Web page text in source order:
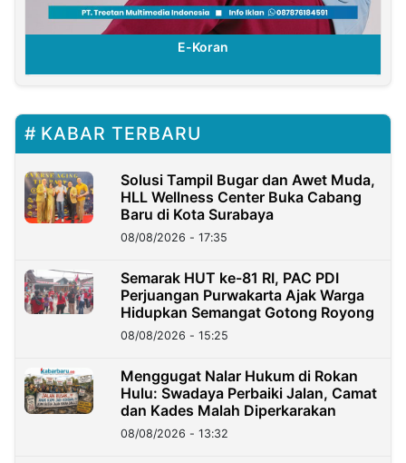
E-Koran
KABAR TERBARU
Solusi Tampil Bugar dan Awet Muda,
HLL Wellness Center Buka Cabang
Baru di Kota Surabaya
08/08/2026 - 17:35
Semarak HUT ke-81 RI, PAC PDI
Perjuangan Purwakarta Ajak Warga
Hidupkan Semangat Gotong Royong
08/08/2026 - 15:25
Menggugat Nalar Hukum di Rokan
Hulu: Swadaya Perbaiki Jalan, Camat
dan Kades Malah Diperkarakan
08/08/2026 - 13:32